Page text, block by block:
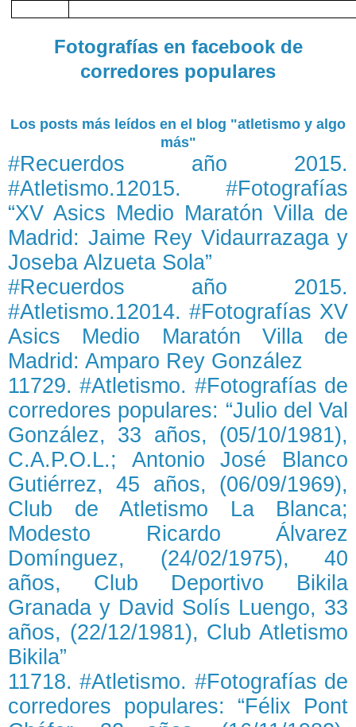
Fotografías en facebook de
corredores populares
Los posts más leídos en el blog "atletismo y algo
más"
#Recuerdos año 2015.
#Atletismo.12015. #Fotografías
“XV Asics Medio Maratón Villa de
Madrid: Jaime Rey Vidaurrazaga y
Joseba Alzueta Sola”
#Recuerdos año 2015.
#Atletismo.12014. #Fotografías XV
Asics Medio Maratón Villa de
Madrid: Amparo Rey González
11729. #Atletismo. #Fotografías de
corredores populares: “Julio del Val
González, 33 años, (05/10/1981),
C.A.P.O.L.; Antonio José Blanco
Gutiérrez, 45 años, (06/09/1969),
Club de Atletismo La Blanca;
Modesto Ricardo Álvarez
Domínguez, (24/02/1975), 40
años, Club Deportivo Bikila
Granada y David Solís Luengo, 33
años, (22/12/1981), Club Atletismo
Bikila”
11718. #Atletismo. #Fotografías de
corredores populares: “Félix Pont